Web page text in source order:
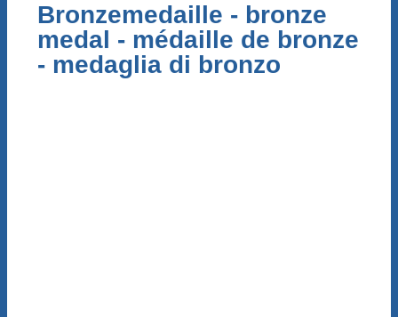
Bronzemedaille - bronze
medal - médaille de bronze
- medaglia di bronzo